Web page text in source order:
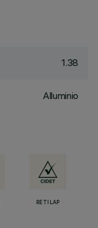
1.38
Alluminio
RETILAP